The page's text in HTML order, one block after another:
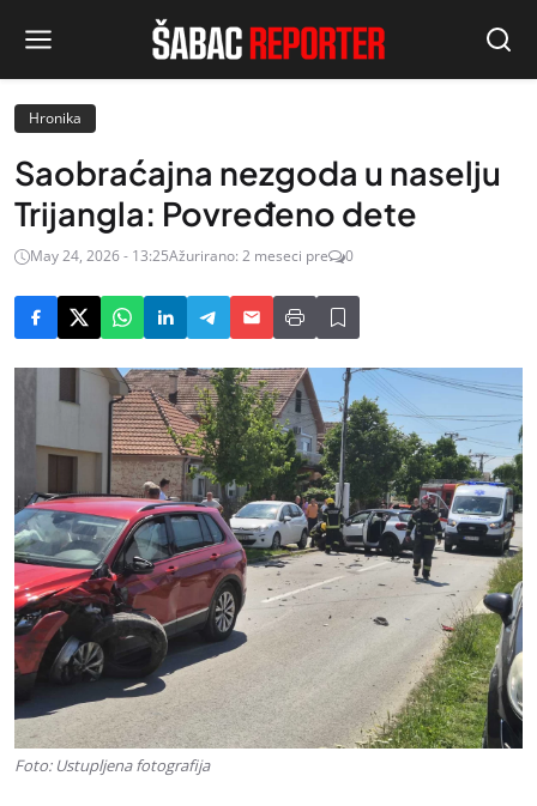
Hronika
Saobraćajna nezgoda u naselju
Trijangla: Povređeno dete
May 24, 2026 - 13:25Ažurirano: 2 meseci pre 0
Foto: Ustupljena fotografija